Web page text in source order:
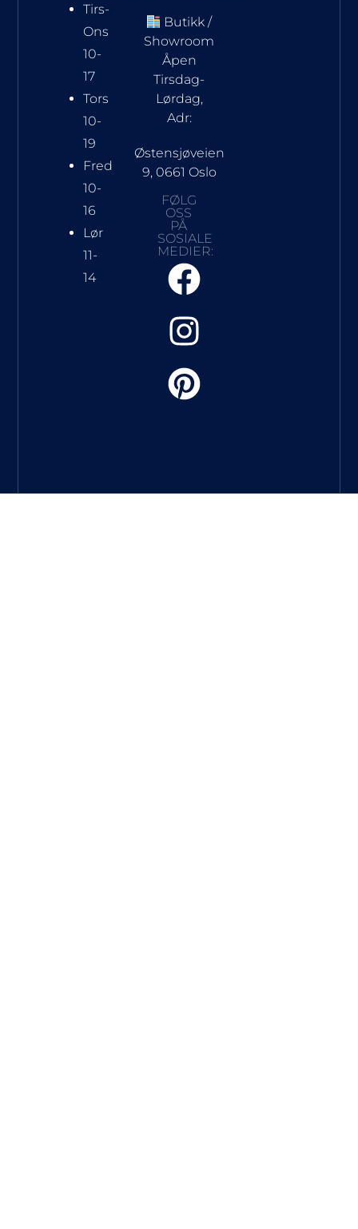
Tirs-
Ons
10-
17
Tors
10-
19
Fred
10-
16
Lør
11-
14
Butikk /
Showroom
Åpen
Tirsdag-
Lørdag,
Adr:
Østensjøveien
9, 0661 Oslo
FØLG
OSS
PÅ
SOSIALE
MEDIER: